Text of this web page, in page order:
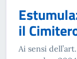
il
Ai sensi